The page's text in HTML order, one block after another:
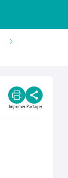
Imprimer Partager